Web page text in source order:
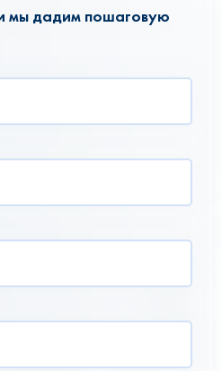
мы дадим пошаговую